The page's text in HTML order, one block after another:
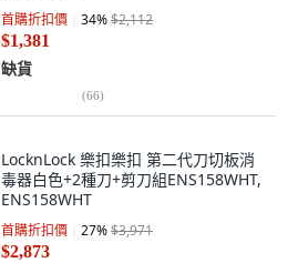
首購折扣價 34%$2,112
$1,381
缺貨
(66)
LocknLock 樂扣樂扣 第二代刀切板消
毒器白色+2種刀+剪刀組ENS158WHT,
ENS158WHT
首購折扣價 27%$3,971
$2,873